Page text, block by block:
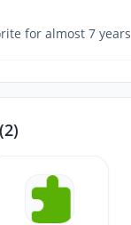
for almost 7 years